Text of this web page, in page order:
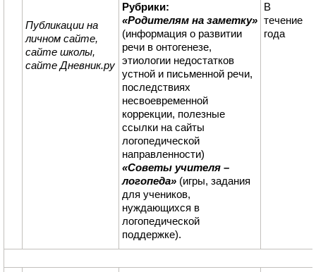
Публикации на
личном сайте,
сайте школы,
сайте Дневник.ру
Рубрики:
«Родителям на заметку»
(информация о развитии
речи в онтогенезе,
этиологии недостатков
устной и письменной речи,
последствиях
несвоевременной
коррекции, полезные
ссылки на сайты
логопедической
направленности)
«Советы учителя –
логопеда» (игры, задания
для учеников,
нуждающихся в
логопедической
поддержке).
В
течение
года